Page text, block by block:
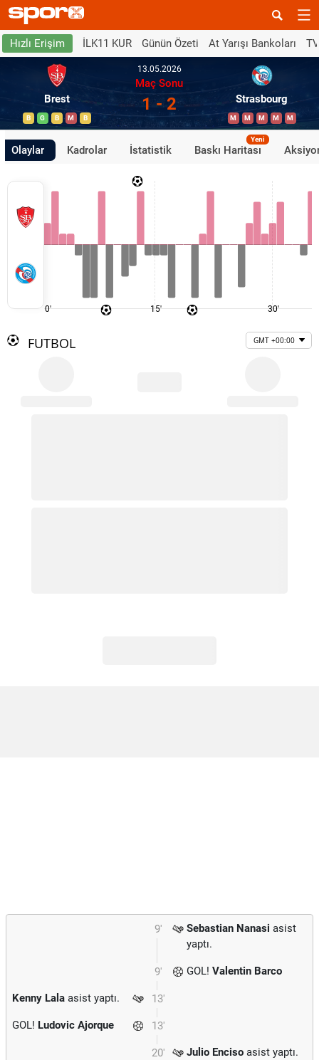
Hızlı Erişim İLK11 KUR Günün Özeti At Yarışı Bankoları
Brest
B G B M B
13.05.2026
Maç Sonu
1 - 2 Strasbourg
M M M M M
Olaylar Kadrolar İstatistik Baskı Haritası
Yeni
0' 15' 30'
FUTBOL GMT +00:00
9' Sebastian Nanasi asist
yaptı.
9' GOL! Valentin Barco
13'
Kenny Lala asist yaptı.
13'
GOL! Ludovic Ajorque
20' Julio Enciso asist yaptı.